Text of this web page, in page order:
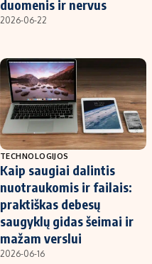
duomenis ir nervus
2026-06-22
TECHNOLOGIJOS
Kaip saugiai dalintis
nuotraukomis ir failais:
praktiškas debesų
saugyklų gidas šeimai ir
mažam verslui
2026-06-16